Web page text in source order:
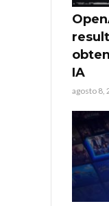
IA
agosto 8,